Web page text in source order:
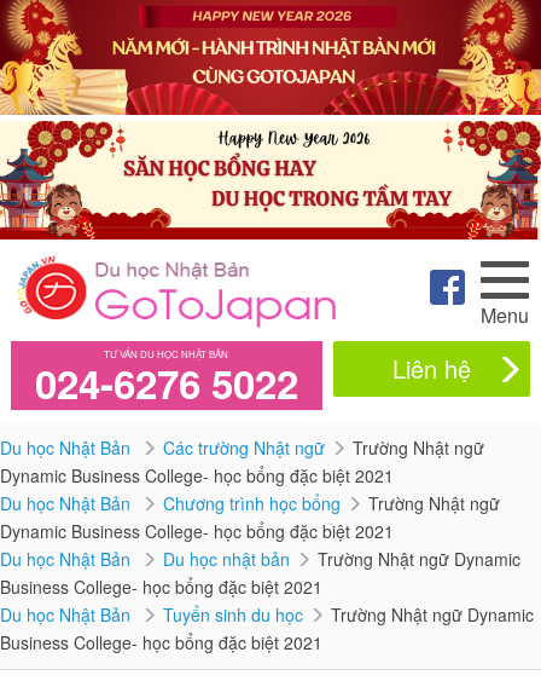
Menu
TƯ VẤN DU HỌC NHẬT BẢN
024-6276 5022 Liên hệ
Du học Nhật Bản Các trường Nhật ngữ
Trường Nhật ngữ
Dynamic Business College- học bổng đặc biệt 2021
Du học Nhật Bản
Chương trình học bổng
Trường Nhật ngữ
Dynamic Business College- học bổng đặc biệt 2021
Du học Nhật Bản
Du học nhật bản
Trường Nhật ngữ Dynamic
Business College- học bổng đặc biệt 2021
Du học Nhật Bản
Tuyển sinh du học
Trường Nhật ngữ Dynamic
Business College- học bổng đặc biệt 2021